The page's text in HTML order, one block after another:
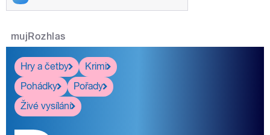
mujRozhlas
Hry a četby
Krimi
Pohádky
Pořady
Živé vysílání